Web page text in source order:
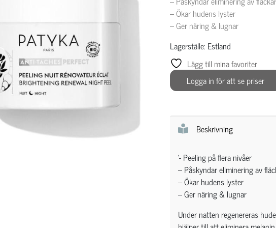
– Ökar hudens lyster
– Ger näring & lugnar
Lagerställe: Estland
Lägg till mina favoriter
Logga in för att se priser
Beskrivning
‘- Peeling på flera nivåer
– Påskyndar eliminering av
– Ökar hudens lyster
– Ger näring & lugnar
Under natten regenereras